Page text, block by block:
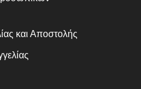
και Αποστολής